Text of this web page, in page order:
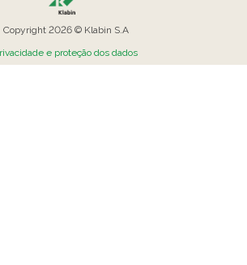
Copyright 2026 © Klabin S.A
e proteção dos dados